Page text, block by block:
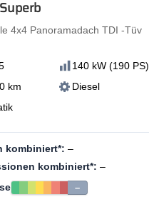
4x4 Panoramadach TDI -Tüv
140 kW (190 PS)
km
Diesel
kombiniert*: –
kombiniert*: –
–